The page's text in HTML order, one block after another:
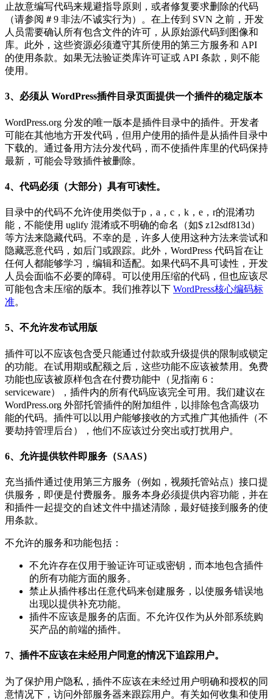
止故意编写代码来规避指导原则，或者修复要求删除的代码
（请参阅＃9 非法/不诚实行为）。在上传到 SVN 之前，开发
人员需要确认所有包含文件的许可，从原始源代码到图像和
库。此外，这些资源必须遵守其所使用的第三方服务和 API
的使用条款。如果无法验证类库许可证或 API 条款，则不能
使用。
3、必须从 WordPress插件目录页面提供一个插件的稳定版本
WordPress.org 分发的唯一版本是插件目录中的插件。开发者
可能在其他地方开发代码，但用户使用的插件是从插件目录中
下载的。通过备用方法分发代码，而不使插件库里的代码保持
最新，可能会导致插件被删除。
4、代码必须（大部分）具有可读性。
目录中的代码不允许使用类似于p，a，c，k，e，r的混淆功
能，不能使用 uglify 混淆或不明确的命名（如$ z12sdf813d）
等方法来隐藏代码。不幸的是，许多人使用这种方法来尝试和
隐藏恶意代码，如后门或跟踪。此外，WordPress 代码旨在让
任何人都能够学习，编辑和适配。如果代码不具可读性，开发
人员会面临不必要的障碍。可以使用压缩的代码，但也应该尽
可能包含未压缩的版本。我们推荐以下 WordPress核心编码标
准。
5、不允许发布试用版
插件可以不应该包含受只能通过付款或升级提供的限制或锁定
的功能。在试用期或配额之后，这些功能不应该被禁用。免费
功能也应该被原样包含在付费功能中（见指南 6：
serviceware），插件内的所有代码应该完全可用。我们建议在
WordPress.org 外部托管插件的附加组件，以排除包含高级功
能的代码。插件可以以用户能够接收的方式推广其他插件（不
要劫持管理后台），他们不应该过分突出或打扰用户。
6、允许提供软件即服务（SAAS）
充当插件通过使用第三方服务（例如，视频托管站点）接口提
供服务，即便是付费服务。服务本身必须提供内容功能，并在
和插件一起提交的自述文件中描述清除，最好链接到服务的使
用条款。
不允许的服务和功能包括：
不允许存在仅用于验证许可证或密钥，而本地包含插件
的所有功能方面的服务。
禁止从插件移出任意代码来创建服务，以使服务错误地
出现以提供补充功能。
插件不应该是服务的店面。不允许仅作为从外部系统购
买产品的前端的插件。
7、插件不应该在未经用户同意的情况下追踪用户。
为了保护用户隐私，插件不应该在未经过用户明确和授权的同
意情况下，访问外部服务器来跟踪用户。有关如何收集和使用